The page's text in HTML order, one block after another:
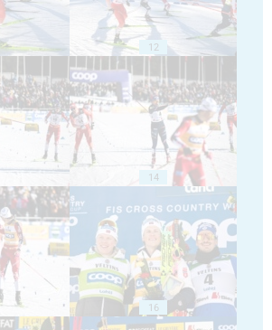
12
14
16